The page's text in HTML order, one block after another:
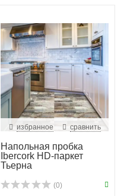
избранное сравнить
Напольная пробка
Ibercork HD-паркет
Тьерна
(0)